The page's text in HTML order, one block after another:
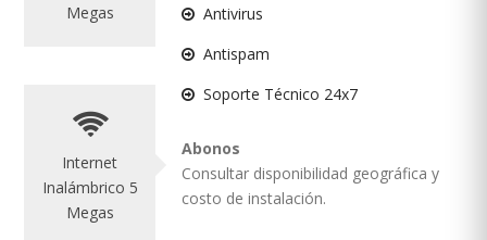
Megas
Internet
Inalámbrico 5
Megas
Antivirus
Antispam
Soporte Técnico 24x7
Abonos
Consultar disponibilidad geográfica y
costo de instalación.